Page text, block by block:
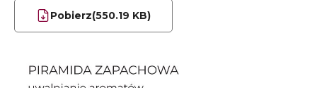
Pobierz(550.19 KB)